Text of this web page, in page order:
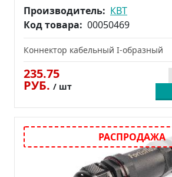
Производитель: КВТ
Код товара: 00050469
Коннектор кабельный I-образный
235.75
РУБ. / шт